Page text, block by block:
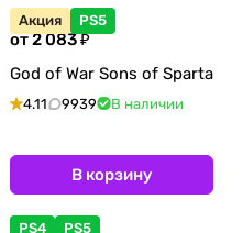
Акция PS5
от 2 083 ₽
God of War Sons of Sparta
4.11 9939 В наличии
В корзину
PS4 PS5